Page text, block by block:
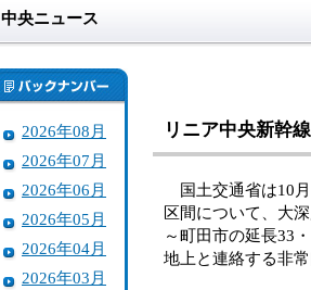
中央ニュース
2026年08月
2026年07月
2026年06月
2026年05月
2026年04月
2026年03月
リニア中央新幹
国土交通省は10
区間について、大
～町田市の延長33
地上と連絡する非